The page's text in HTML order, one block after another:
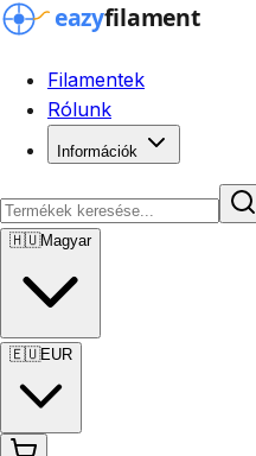
Filamentek
Rólunk
Információk
🇭🇺Magyar
🇪🇺EUR